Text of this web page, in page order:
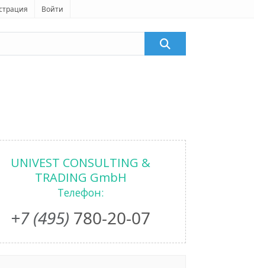
Войти
UNIVEST CONSULTING &
TRADING GmbH
Телефон:
+7 (495) 780-20-07